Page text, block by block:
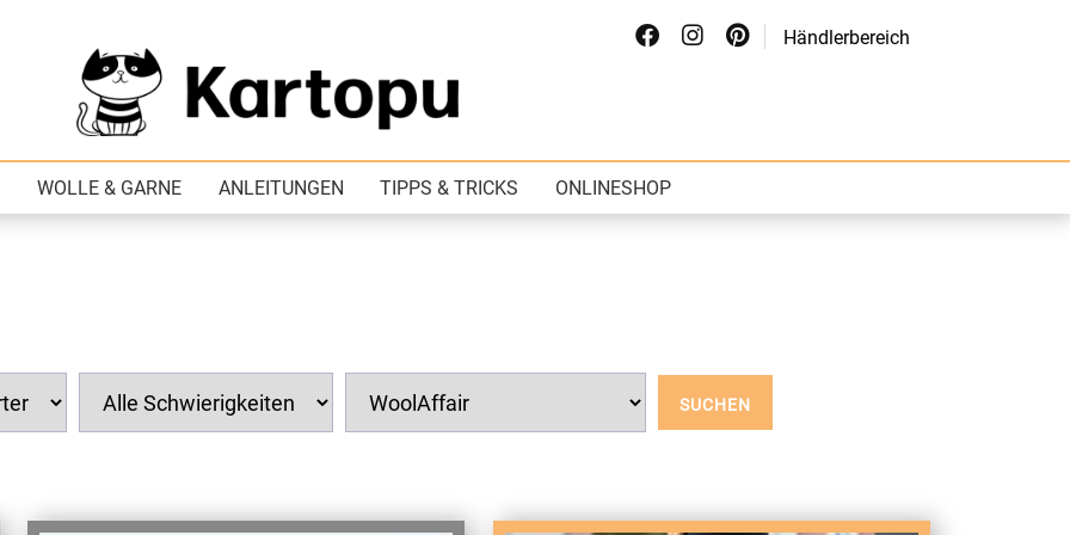
Händlerbereich
WOLLE & GARNE ANLEITUNGEN TIPPS & TRICKS ONLINESHOP